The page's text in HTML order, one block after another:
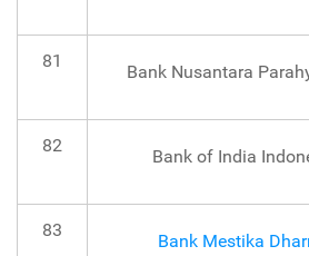
81
Bank Nusantara
82
Bank of India
83
Bank Mestika